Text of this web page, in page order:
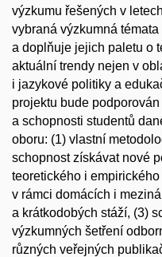
výzkumu řešených v
vybraná výzkumná
a doplňuje jejich paletu o
aktuální trendy nejen v
i jazykové politiky a
projektu bude
a schopnosti studentů
oboru: (1) vlastní
schopnost získávat nové
teoretického i
v rámci domácích i
a krátkodobých stáží, (3)
výzkumných šetření
různých veřejných